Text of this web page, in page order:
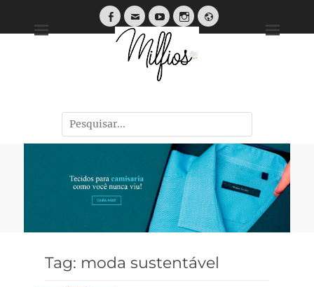
Tendências, Dicas e Guias de Tecidos
Tag: moda sustentável